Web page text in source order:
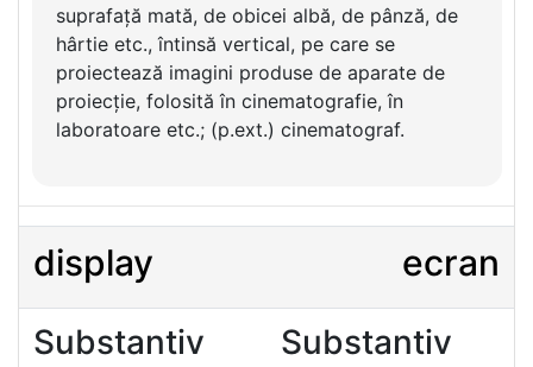
suprafață mată, de obicei albă, de pânză, de
hârtie etc., întinsă vertical, pe care se
proiectează imagini produse de aparate de
proiecție, folosită în cinematografie, în
laboratoare etc.; (p.ext.) cinematograf.
display ecran
Substantiv Substantiv